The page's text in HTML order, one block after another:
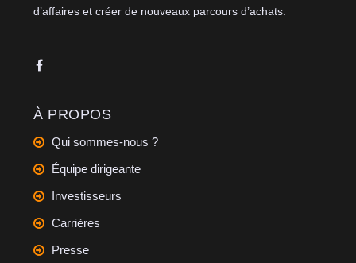
d’affaires et créer de nouveaux parcours d’achats.
À PROPOS
Qui sommes-nous ?
Équipe dirigeante
Investisseurs
Carrières
Presse